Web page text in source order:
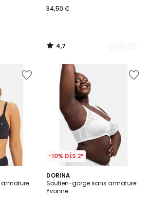
34,50 €
4,7
/
-10% DÈS 2*
DORINA
Soutien-gorge sans armature
Yvonne
4,4
/ 5